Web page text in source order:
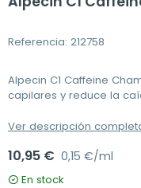
Referencia: 212758
Alpecin C1 Caffeine
capilares y reduce la
Ver descripción
10,95 € 0,15 €/ml
En stock